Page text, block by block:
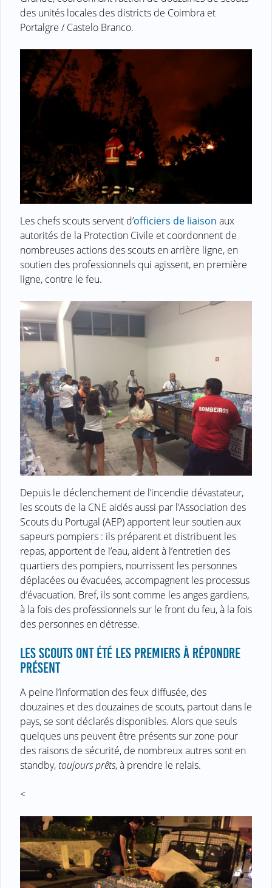
des unités locales des districts de Coimbra et
Portalgre / Castelo Branco.
Les chefs scouts servent d’officiers de liaison aux
autorités de la Protection Civile et coordonnent de
nombreuses actions des scouts en arrière ligne, en
soutien des professionnels qui agissent, en première
ligne, contre le feu.
Depuis le déclenchement de l’incendie dévastateur,
les scouts de la CNE aidés aussi par l’Association des
Scouts du Portugal (AEP) apportent leur soutien aux
sapeurs pompiers : ils préparent et distribuent les
repas, apportent de l’eau, aident à l’entretien des
quartiers des pompiers, nourrissent les personnes
déplacées ou évacuées, accompagnent les processus
d’évacuation. Bref, ils sont comme les anges gardiens,
à la fois des professionnels sur le front du feu, à la fois
des personnes en détresse.
LES SCOUTS ONT ÉTÉ LES PREMIERS À RÉPONDRE
PRÉSENT
A peine l’information des feux diffusée, des
douzaines et des douzaines de scouts, partout dans le
pays, se sont déclarés disponibles. Alors que seuls
quelques uns peuvent être présents sur zone pour
des raisons de sécurité, de nombreux autres sont en
standby, toujours prêts, à prendre le relais.
<